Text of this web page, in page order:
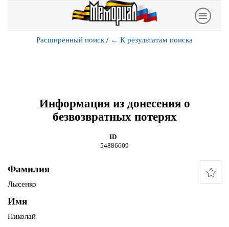
Расширенный поиск / ← К результатам поиска
Информация из донесения о
безвозвратных потерях
ID
54886609
Фамилия
Лысенко
Имя
Николай